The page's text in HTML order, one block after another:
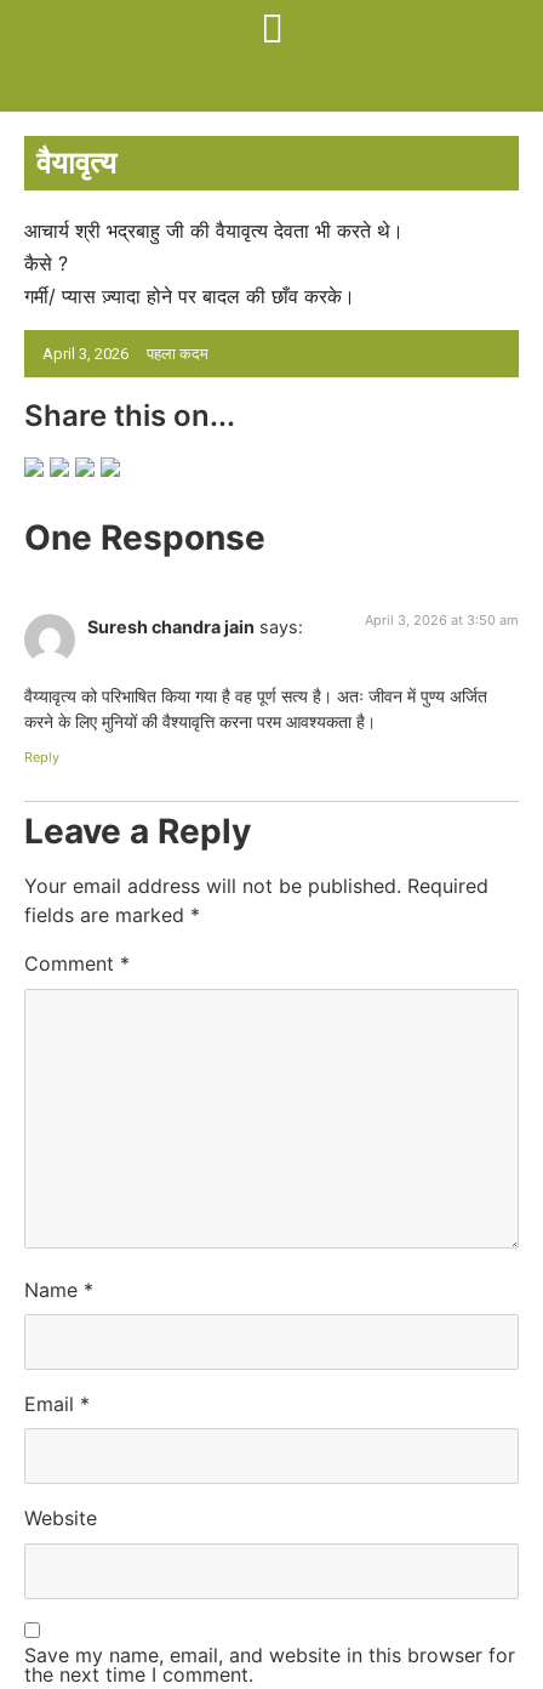
वैयावृत्य
April 3, 2026 पहला कदम
आचार्य श्री भद्रबाहु जी की वैयावृत्य देवता भी करते थे।
कैसे ?
गर्मी/ प्यास ज़्यादा होने पर बादल की छाँव करके।
Share this on...
One Response
Suresh chandra jain says: April 3, 2026 at 3:50 am
वैय्यावृत्य को परिभाषित किया गया है वह पूर्ण सत्य है। अतः जीवन में पुण्य अर्जित
करने के लिए मुनियों की वैश्यावृत्ति करना परम आवश्यकता है।
Reply
Leave a Reply
Your email address will not be published. Required
fields are marked *
Comment *
Name *
Email *
Website
Save my name, email, and website in this browser for
the next time I comment.